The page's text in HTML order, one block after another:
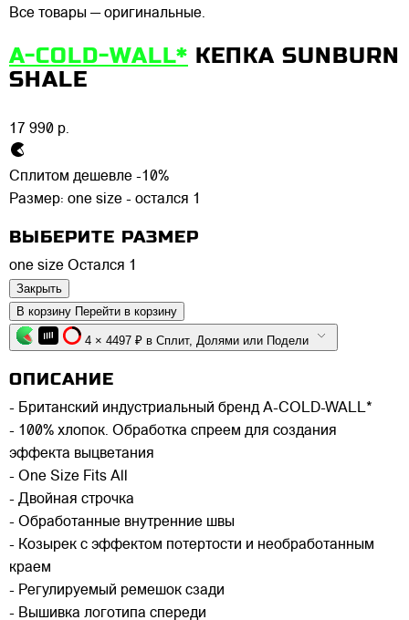
Все товары — оригинальные.
A-COLD-WALL* КЕПКА SUNBURN
SHALE
17 990 р.
Сплитом дешевле -10%
Размер: one size - остался 1
ВЫБЕРИТЕ РАЗМЕР
one size Остался 1
Закрыть
В корзину Перейти в корзину
4 × 4497 ₽ в Сплит, Долями или Подели
ОПИСАНИЕ
- Британский индустриальный бренд A-COLD-WALL*
- 100% хлопок. Обработка спреем для создания
эффекта выцветания
- One Size Fits All
- Двойная строчка
- Обработанные внутренние швы
- Козырек с эффектом потертости и необработанным
краем
- Регулируемый ремешок сзади
- Вышивка логотипа спереди